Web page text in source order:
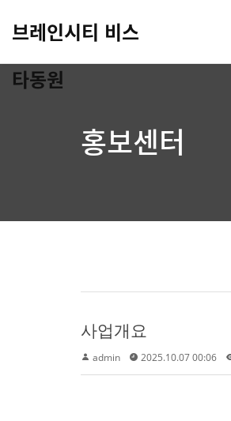
브레인시티 비스
타동원
홍보센터
사업개요
admin 2025.10.07 00:06